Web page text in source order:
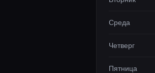
Среда
Четверг
Пятница